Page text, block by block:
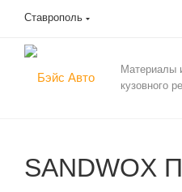
Ставрополь
Материалы
кузовного
SANDWOX